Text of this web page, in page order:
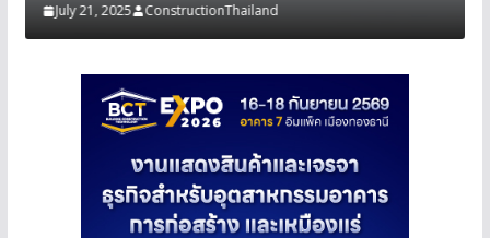
July 21, 2025 ConstructionThailand